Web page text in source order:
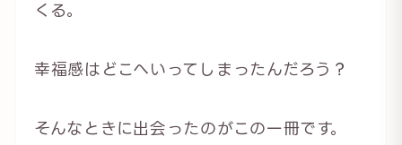
くる。
幸福感はどこへいってしまったんだろう？
そんなときに出会ったのがこの一冊です。